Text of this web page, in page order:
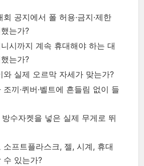
공지에서 폴 허용·금지·제한
는가?
시까지 계속 휴대해야 하는 대
는가?
와 실제 오르막 자세가 맞는가?
끼·퀴버·벨트에 흔들림 없이 들
방수자켓을 넣은 실제 무게로 뛰
소프트플라스크, 젤, 시계, 휴대
수 있는가?